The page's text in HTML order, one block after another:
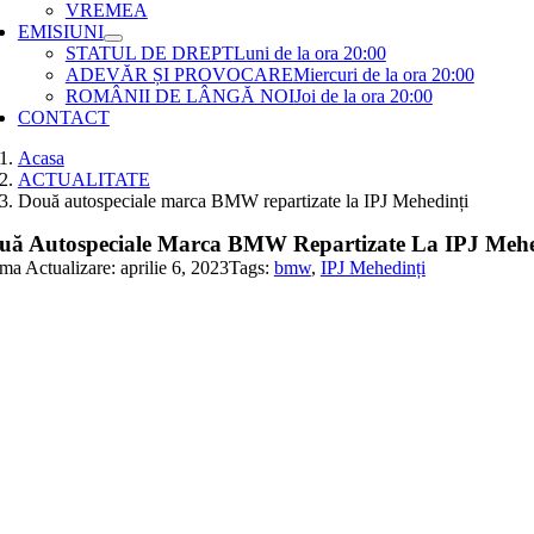
VREMEA
EMISIUNI
STATUL DE DREPTLuni de la ora 20:00
ADEVĂR ȘI PROVOCAREMiercuri de la ora 20:00
ROMÂNII DE LÂNGĂ NOIJoi de la ora 20:00
CONTACT
Acasa
ACTUALITATE
Două autospeciale marca BMW repartizate la IPJ Mehedinți
Autospeciale Marca BMW Repartizate La IPJ
Actualizare: aprilie 6, 2023Tags: bmw, IPJ Mehedinți